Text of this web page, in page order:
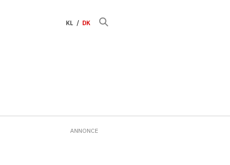
KL DK
ANNONCE